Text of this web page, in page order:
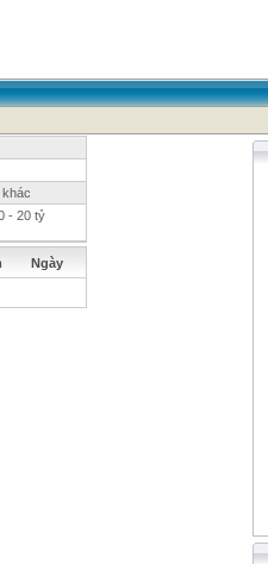
khác
- 20 tỷ
Ngày